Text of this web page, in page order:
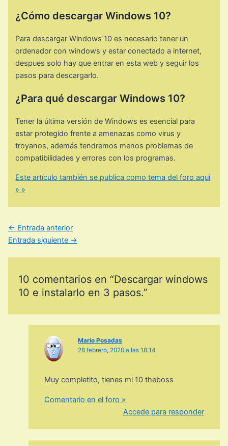
¿Cómo descargar Windows 10?
Para descargar Windows 10 es necesario tener un
ordenador con windows y estar conectado a internet,
despues solo hay que entrar en esta web y seguir los
pasos para descargarlo.
¿Para qué descargar Windows 10?
Tener la última versión de Windows es esencial para
estar protegido frente a amenazas como virus y
troyanos, además tendremos menos problemas de
compatibilidades y errores con los programas.
Este artículo también se publica como tema del foro aquí
» »
← Entrada anterior
Entrada siguiente →
10 comentarios en “Descargar windows
10 e instalarlo en 3 pasos.”
Mario Posadas
28 febrero, 2020 a las 18:14
Muy completito, tienes mi 10 theboss
Comentario en el foro »
Accede para responder